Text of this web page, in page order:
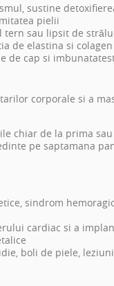
sustine
pielii
tern sau lipsit de
de elastina si colagen
de cap si
corporale si a
chiar de la prima
pe saptamana
sindrom
cardiac si a
boli de piele,